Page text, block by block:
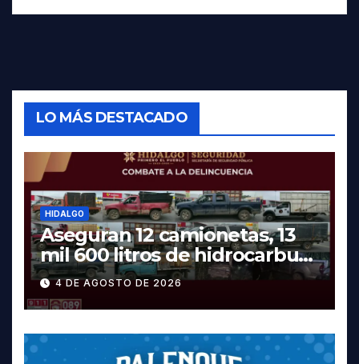
LO MÁS DESTACADO
HIDALGO
Aseguran 12 camionetas, 13
mil 600 litros de hidrocarburo
y dos vehículos robados en
Tula
4 DE AGOSTO DE 2026